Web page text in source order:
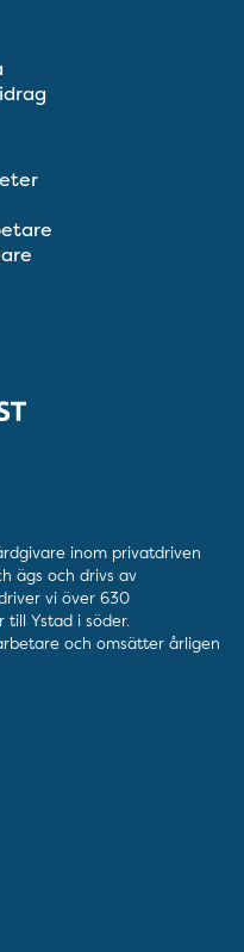
inom privatdriven
ägs och drivs av
vi över 630
Ystad i söder.
och omsätter årligen